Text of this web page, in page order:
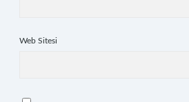
Web Sitesi